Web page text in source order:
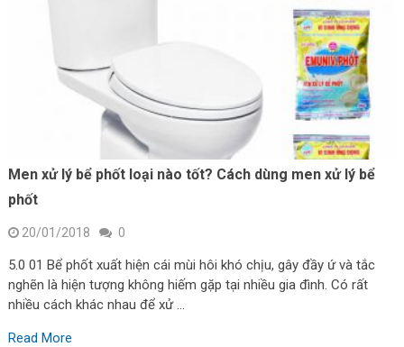
Men xử lý bể phốt loại nào tốt? Cách dùng men xử lý bể
phốt
20/01/2018 0
5.0 01 Bể phốt xuất hiện cái mùi hôi khó chịu, gây đầy ứ và tắc
nghẽn là hiện tượng không hiếm gặp tại nhiều gia đình. Có rất
nhiều cách khác nhau để xử …
Read More